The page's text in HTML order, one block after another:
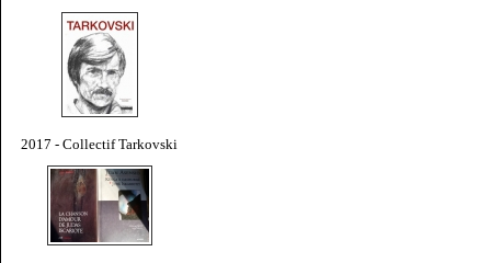
2017 - Collectif Tarkovski